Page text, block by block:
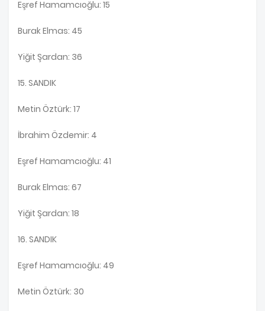
Eşref Hamamcıoğlu: 15
Burak Elmas: 45
Yiğit Şardan: 36
15. SANDIK
Metin Öztürk: 17
İbrahim Özdemir: 4
Eşref Hamamcıoğlu: 41
Burak Elmas: 67
Yiğit Şardan: 18
16. SANDIK
Eşref Hamamcıoğlu: 49
Metin Öztürk: 30